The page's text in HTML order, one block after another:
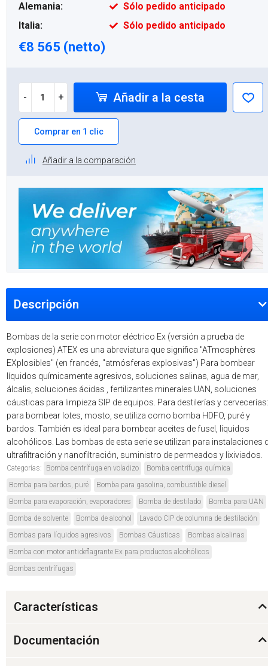
Alemania:
Sólo pedido anticipado
Italia:
Sólo pedido anticipado
€8 565 (netto)
- + Añadir a la cesta
Comprar en 1 clic
Añadir a la comparación
Descripción
Bombas de la serie con motor eléctrico Ex (versión a prueba de
explosiones) ATEX es una abreviatura que significa "ATmosphères
EXplosibles" (en francés, "atmósferas explosivas") Para bombear
líquidos químicamente agresivos, soluciones salinas, agua de mar,
álcalis, soluciones ácidas , fertilizantes minerales UAN, soluciones
cáusticas para limpieza SIP de equipos. Para destilerías y cervecerías:
para bombear lotes, mosto, se utiliza como bomba HDFO, puré y
bardos. También es ideal para bombear aceites de fusel, líquidos
alcohólicos. Las bombas de esta serie se utilizan para instalaciones
ultrafiltración y nanofiltración, suministro de permeados y lixiviados.
Categorías: Bomba centrífuga en voladizo
Bomba centrífuga química
Bomba para bardos, puré
Bomba para gasolina, combustible diesel
Bomba para evaporación, evaporadores
Bomba de destilado
Bomba para UAN
Bomba de solvente
Bomba de alcohol
Lavado CIP de columna de destilación
Bombas para líquidos agresivos
Bombas Cáusticas
Bombas alcalinas
Bomba con motor antideflagrante Ex para productos alcohólicos
Bombas centrífugas
Características
Documentación